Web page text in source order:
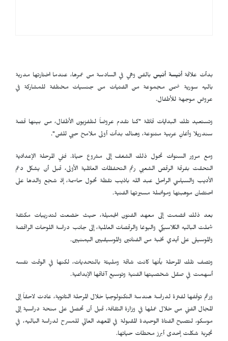
بدأت علاقة أنيسة أنيس بالفن وهي في السادسة من عمرها، عندما اختارتها مدربة
باليه سورية ضمن مجموعة من الفتيات من جنسيات مختلفة للمشاركة في
عروض موجهة للأطفال.
وتستعيد تلك البدايات قائلة "كنا نقدم عروضاً لتلفزيون الأطفال، من بينها قصة
سندريلا وأغانٍ عربية متنوعة، وهناك بدأت أولى ملامح حبي للفن".
ومع مرور السنوات تحول ذلك الشغف إلى مشروع حياة. ففي المرحلة الإعدادية
التحقت بفرقة الرقص الشعبي رغم التحفظات العائلية الأولى، قبل أن يشكل دعم
الأديب والسياسي الراحل عبد الله باذيب نقطة تحول حاسمة، إذ شجع والدها على
احتضان موهبتها ومواصلة مسيرتها الفنية.
بعد ذلك انضمت إلى معهد الفنون الجميلة، حيث خضعت لتدريبات مكثفة
شملت الباليه الكلاسيكي واليوغا والرقصات العالمية، إلى جانب دراسة اللوحات الراقصة
والموسيقى على أيدي نخبة من الفنانين والموسيقيين اليمنيين.
وتصف تلك المرحلة بأنها كانت شاقة ومليئة بالتحديات، لكنها في الوقت نفسه
أسهمت في صقل شخصيتها الفنية وتوسيع آفاقها الإبداعية.
ورغم توقفها لفترة لدراسة هندسة التكنولوجيا خلال المرحلة الثانوية، عادت لاحقاً إلى
المجال الفني من خلال عملها في وزارة الثقافة، قبل أن تحصل على منحة دراسية إلى
موسكو، لتصبح الفتاة الوحيدة المقبولة في المعهد العالي للمسرح لدراسة الباليه، في
تجربة شكلت إحدى أبرز محطات حياتها.